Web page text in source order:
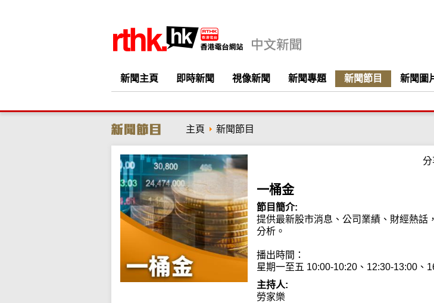
新聞主頁 即時新聞 視像新聞 新聞專題 新聞節目 新聞圖
主頁 新聞節目
分
一桶金
節目簡介:
提供最新股市消息、公司業績、財經熱話
分析。
播出時間：
星期一至五 10:00-10:20、12:30-13:00、
主持人:
勞家樂